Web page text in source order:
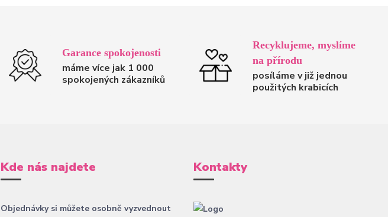
Garance spokojenosti
máme více jak 1 000
spokojených zákazníků
Recyklujeme, myslíme
na přírodu
posíláme v již jednou
použitých krabicích
Kde nás najdete
Objednávky si můžete osobně vyzvednout
Kontakty